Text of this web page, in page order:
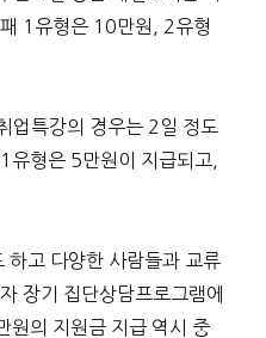
1유형은 10만원, 2유형
업특강의 경우는 2일 정도
유형은 5만원이 지급되고,
하고 다양한 사람들과 교류
장기 집단상담프로그램에
원의 지원금 지급 역시 중